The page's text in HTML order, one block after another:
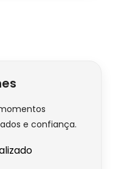
e confiança.